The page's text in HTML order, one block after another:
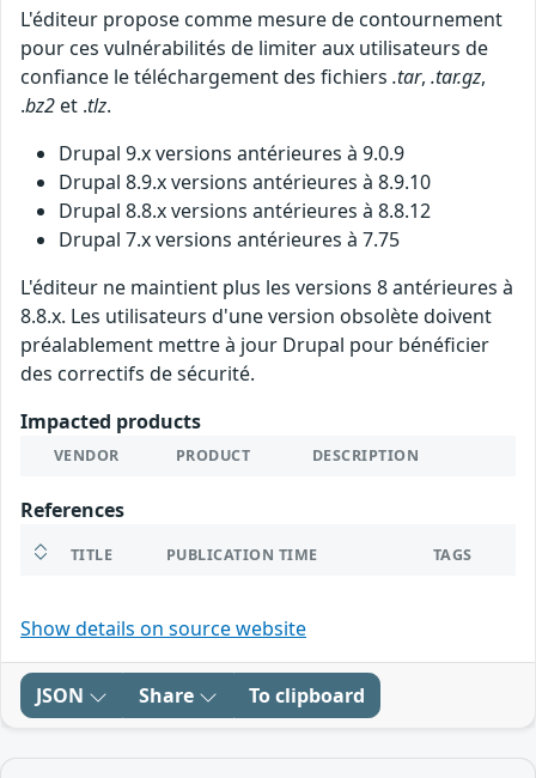
L'éditeur propose comme mesure de contournement
pour ces vulnérabilités de limiter aux utilisateurs de
confiance le téléchargement des fichiers .tar, .tar.gz,
.bz2 et .tlz.
Drupal 9.x versions antérieures à 9.0.9
Drupal 8.9.x versions antérieures à 8.9.10
Drupal 8.8.x versions antérieures à 8.8.12
Drupal 7.x versions antérieures à 7.75
L'éditeur ne maintient plus les versions 8 antérieures à
8.8.x. Les utilisateurs d'une version obsolète doivent
préalablement mettre à jour Drupal pour bénéficier
des correctifs de sécurité.
Impacted products
VENDOR PRODUCT DESCRIPTION
References
TITLE PUBLICATION TIME TAGS
Show details on source website
JSON Share To clipboard